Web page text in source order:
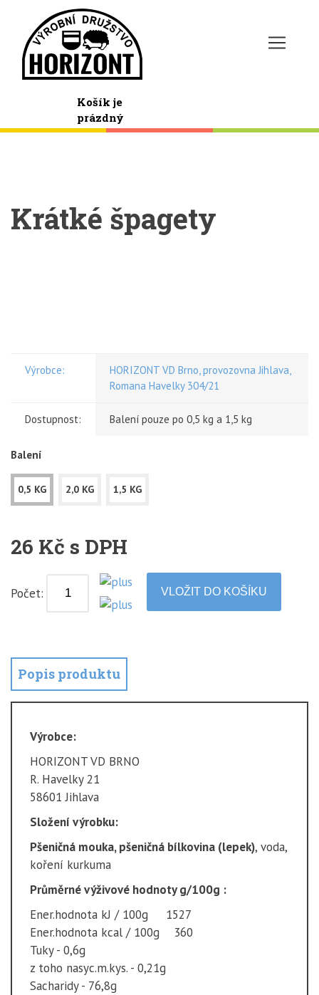
Košík je
prázdný
Krátké špagety
Výrobce:
HORIZONT VD Brno, provozovna Jihlava,
Romana Havelky 304/21
Dostupnost: Balení pouze po 0,5 kg a 1,5 kg
Balení
0,5 KG 2,0 KG 1,5 KG
26 Kč s DPH
Počet:
Popis produktu
Výrobce:
HORIZONT VD BRNO
R. Havelky 21
58601 Jihlava
Složení výrobku:
Pšeničná mouka, pšeničná bílkovina (lepek), voda,
koření kurkuma
Průměrné výživové hodnoty g/100g :
Ener.hodnota kJ / 100g 1527
Ener.hodnota kcal / 100g 360
Tuky - 0,6g
z toho nasyc.m.kys. - 0,21g
Sacharidy - 76,8g